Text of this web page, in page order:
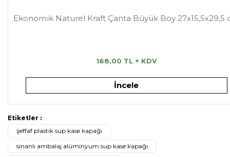
Ekonomik Naturel Kraft Çanta Büyük Boy 27x15,5x29,5
168,00 TL + KDV
İncele
Etiketler :
şeffaf plastik sup kase kapağı
sinanlı ambalaj alüminyum sup kase kapağı